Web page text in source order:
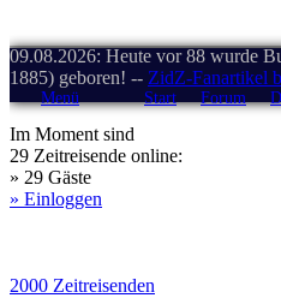
09.08.2026: Heute vor 88 wurde
1885) geboren! -- ZidZ-Fanartikel
Menü Start Forum
Im Moment sind
29 Zeitreisende online:
» 29 Gäste
» Einloggen
2000 Zeitreisenden